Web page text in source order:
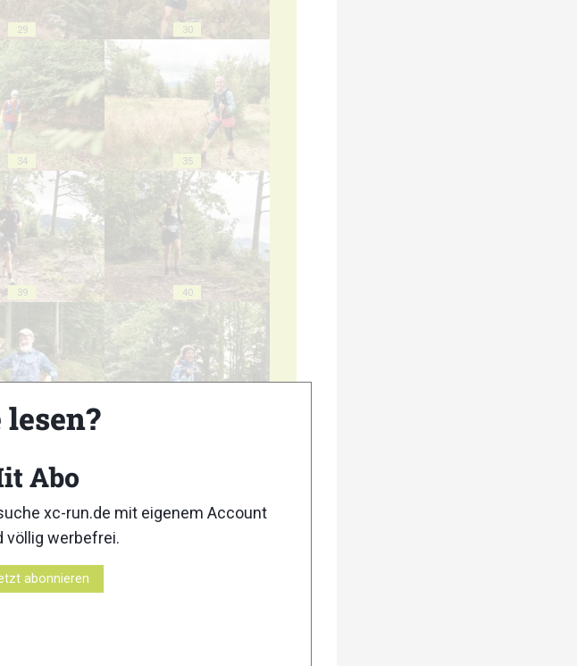
29 30
34 35
39 40
44
Abo
xc-run.de mit eigenem Account
völlig werbefrei.
abonnieren